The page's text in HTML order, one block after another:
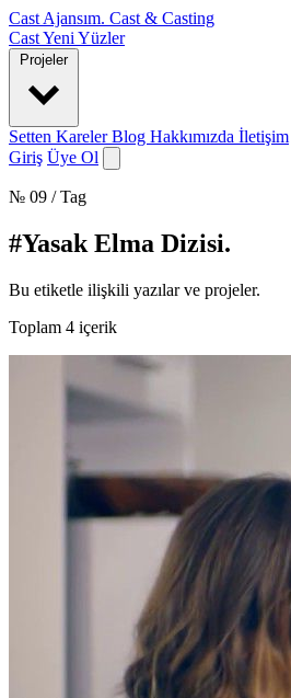
Cast Ajansım. Cast & Casting
CastYeni Yüzler
Projeler
Setten KarelerBlog Hakkımızda İletişim
Giriş Üye Ol
№ 09 / Tag
#Yasak Elma Dizisi.
Bu etiketle ilişkili yazılar ve projeler.
Toplam 4 içerik